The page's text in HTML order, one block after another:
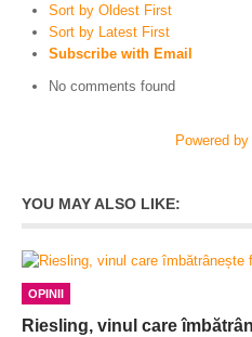
Sort by Oldest First
Sort by Latest First
Subscribe with Email
No comments found
Powered
YOU MAY ALSO LIKE:
OPINII
Riesling, vinul care